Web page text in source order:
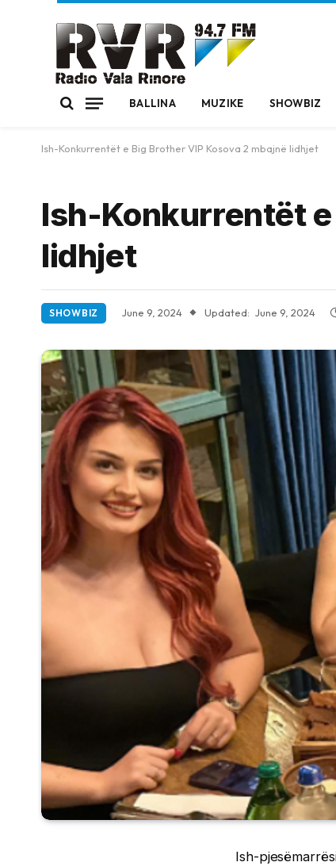
BALLINA MUZIKE SHOWBIZ
Ish-Konkurrentët e Big Brother VIP Kosova 2 mbajnë lidhjet
Ish-Konkurrentët e
lidhjet
SHOWBIZ June 9, 2024 Updated: June 9, 2024
Ish-